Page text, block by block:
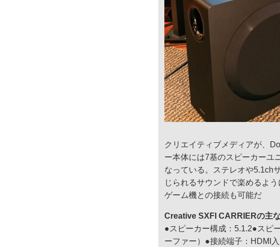
クリエイティブメディアが、
ー本体には7基のスピーカーユ
なっている。ステレオや5.1ch
じられるサウンドで楽めるよ
ゲーム機との接続も可能だ
Creative SXFI CARRIERの主
●スピーカー構成：5.1.2●スピ
ーファー）●接続端子：HDMI